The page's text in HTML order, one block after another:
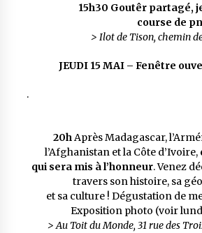
15h30 Goutêr partagé,
course de
> Ilot de Tison, chemin
JEUDI 15 MAI – Fenêtre
.
20hAprès Madagascar,
l’Afghanistan et la Côte d’Ivoire,
qui sera mis à l’honneur. Venez
travers son histoire, sa
et sa culture ! Dégustation de
Exposition photo (voir
> Au Toit du Monde, 31 rue des